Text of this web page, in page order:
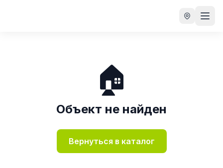
🏠
Объект не найден
Вернуться в каталог